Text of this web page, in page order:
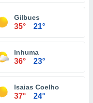
Gilbues
35° 21°
Inhuma
36° 23°
Isaias Coelho
37° 24°